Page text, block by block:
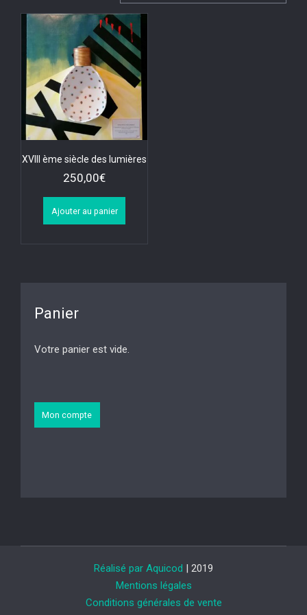
XVIII ème siècle des lumières
250,00€
Ajouter au panier
Panier
Votre panier est vide.
Mon compte
Réalisé par Aquicod | 2019
Mentions légales
Conditions générales de vente